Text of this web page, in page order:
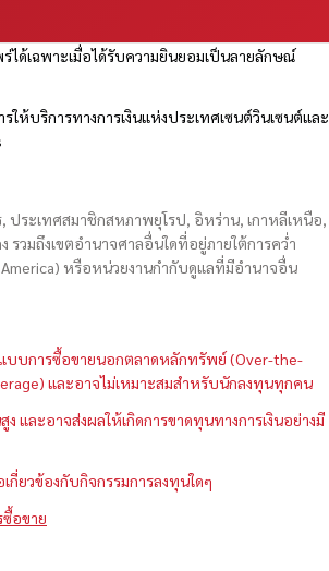
ได้เฉพาะเมื่อได้รับความยินยอมเป็นลายลักษณ์
ห้บริการทางการเงินแห่งประเทศเซนต์วินเซนต์และ
ประเทศสมาชิกสหภาพยุโรป, อิหร่าน, เกาหลีเหนือ,
รวมถึงเขตอำนาจศาลอื่นใดที่อยู่ภายใต้การคว่ำ
หรือหน่วยงานกำกับดูแลที่มีอำนาจอื่น
แบบการซื้อขายนอกตลาดหลักทรัพย์ (Over-the-
และอาจไม่เหมาะสมสำหรับนักลงทุนทุกคน
ง และอาจส่งผลให้เกิดการขาดทุนทางการเงินอย่างมี
กี่ยวข้องกับกิจกรรมการลงทุนใดๆ
ซื้อขาย